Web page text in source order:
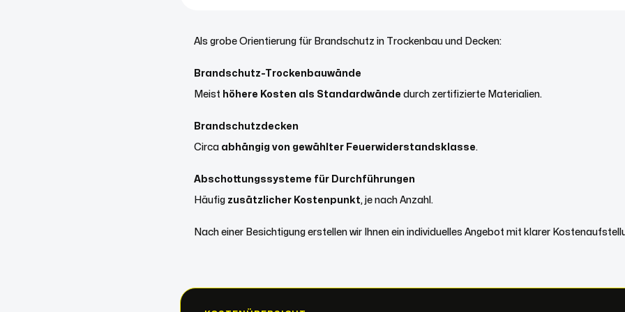
Als grobe Orientierung für Brandschutz in Trockenbau und Decken:
Brandschutz-Trockenbauwände
Meist höhere Kosten als Standardwände durch zertifizierte Materialien.
Brandschutzdecken
Circa abhängig von gewählter Feuerwiderstandsklasse.
Abschottungssysteme für Durchführungen
Häufig zusätzlicher Kostenpunkt, je nach Anzahl.
Nach einer Besichtigung erstellen wir Ihnen ein individuelles Angebot mit klarer